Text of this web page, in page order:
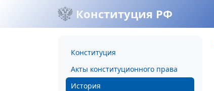
Конституция РФ
Конституция
Акты конституционного права
История